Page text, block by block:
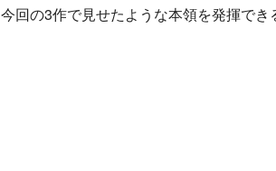
回の3作で見せたような本領を発揮でき